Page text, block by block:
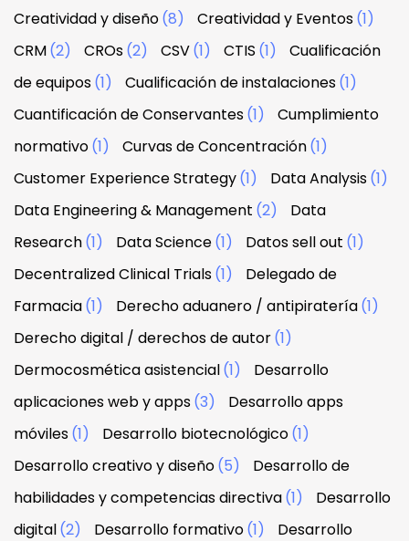
Creatividad y diseño(8) Creatividad y Eventos(1)
CRM(2) CROs(2) CSV(1) CTIS (1)
Cualificación
de equipos(1) Cualificación de instalaciones(1)
Cuantificación de Conservantes(1)
Cumplimiento
normativo(1) Curvas de Concentración(1)
Customer Experience Strategy(1) Data Analysis(1)
Data Engineering & Management (2)
Data
Research(1) Data Science(1) Datos sell out (1)
Decentralized Clinical Trials(1)
Delegado de
Farmacia(1) Derecho aduanero / antipiratería(1)
Derecho digital / derechos de autor(1)
Dermocosmética asistencial(1)
Desarrollo
aplicaciones web y apps(3)
Desarrollo apps
móviles(1) Desarrollo biotecnológico(1)
Desarrollo creativo y diseño(5)
Desarrollo de
habilidades y competencias directiva(1)
Desarrollo
digital(2) Desarrollo formativo(1)
Desarrollo